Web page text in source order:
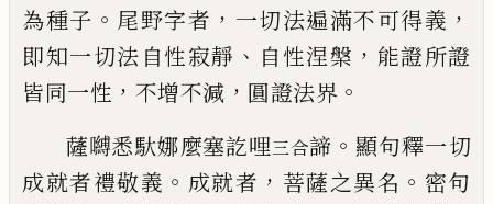
為種子 。 尾野字者 ， 一切法遍滿不可得義 ，
即知一切法自性寂靜 、 自性涅槃 ， 能證所證
皆同一性 ， 不增不減 ， 圓證法界 。
薩嚩悉馱娜麼塞訖哩三合諦 。 顯句釋一切
成就者禮敬義 。 成就者 ， 菩薩之異名 。 密句